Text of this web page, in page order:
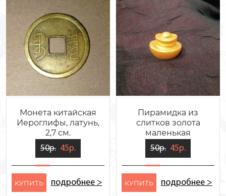
Монета китайская
Иероглифы, латунь,
2,7 см.
50р. 45р.
KУПИТЬ подробнее >
Пирамидка из
слитков золота
маленькая
50р. 45р.
KУПИТЬ подробнее >